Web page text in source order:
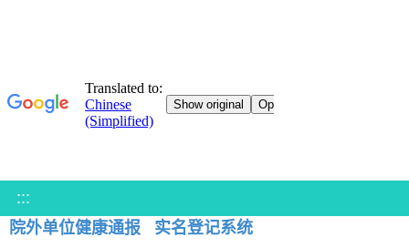
:::
院外单位健康通报
实名登记系统